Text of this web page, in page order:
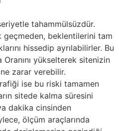
tahammülsüzdür.
geçmeden, beklentilerini tam
hissedip ayrılabilirler. Bu
Oranını yükselterek sitenizin
zarar verebilir.
ise bu riski tamamen
sitede kalma süresini
dakika cinsinden
ölçüm araçlarında